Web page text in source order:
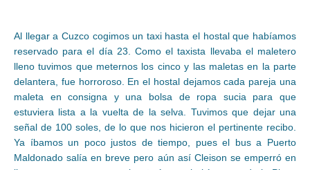
Al llegar a Cuzco cogimos un taxi hasta el hostal que habíamos
reservado para el día 23. Como el taxista llevaba el maletero
lleno tuvimos que meternos los cinco y las maletas en la parte
delantera, fue horroroso. En el hostal dejamos cada pareja una
maleta en consigna y una bolsa de ropa sucia para que
estuviera lista a la vuelta de la selva. Tuvimos que dejar una
señal de 100 soles, de lo que nos hicieron el pertinente recibo.
Ya íbamos un poco justos de tiempo, pues el bus a Puerto
Maldonado salía en breve pero aún así Cleison se emperró en